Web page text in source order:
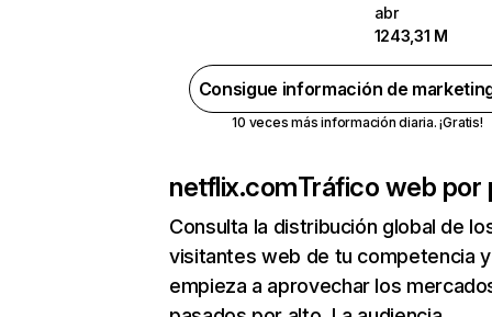
abr
1243,31 M
Consigue información de
10 veces más información diaria. ¡Gratis!
netflix.comTráfico web por
Consulta la distribución global de
visitantes web de tu competencia y
empieza a aprovechar los